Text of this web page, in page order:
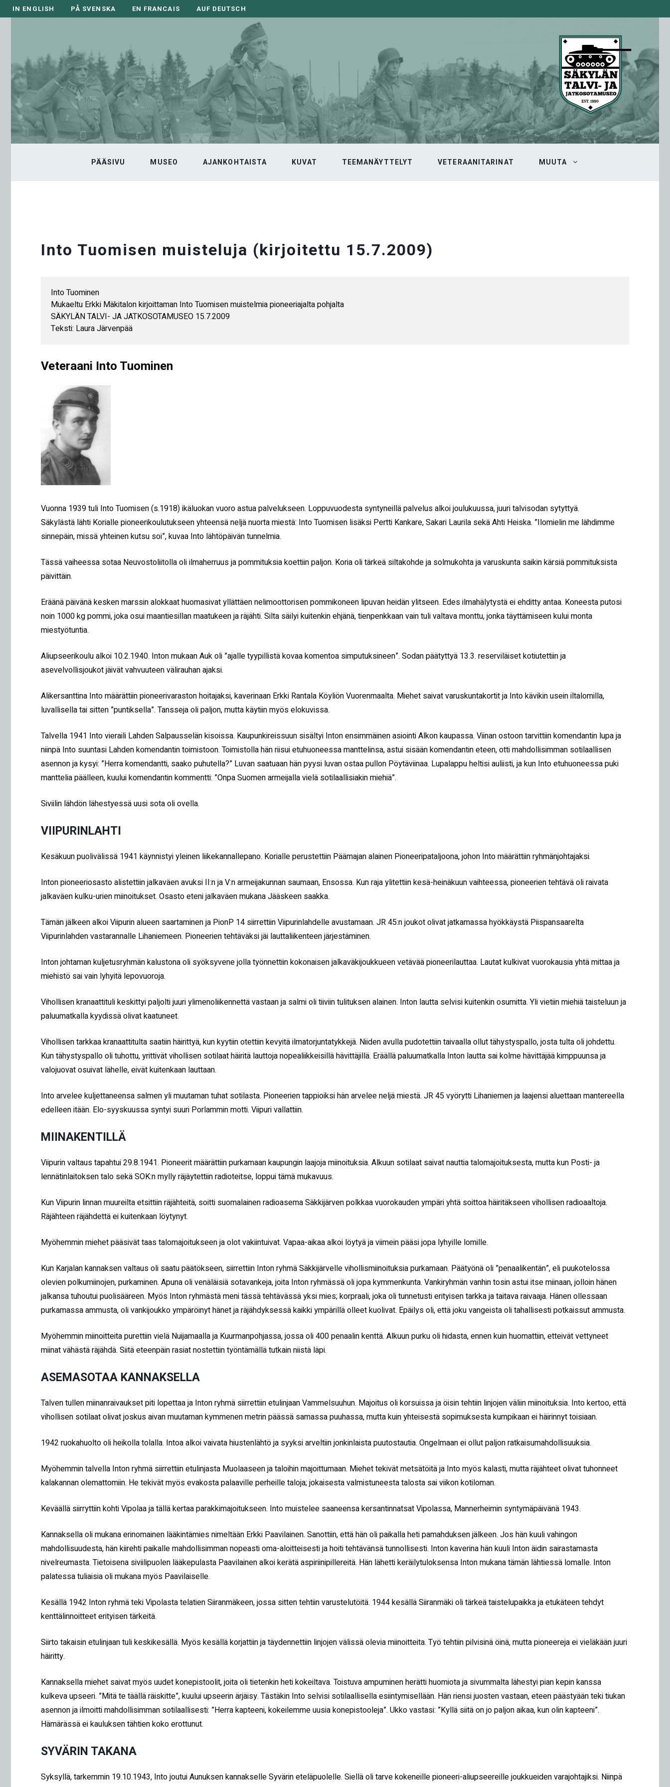
Siirry
sisältöön
IN ENGLISH PÅ SVENSKA EN FRANCAIS AUF DEUTSCH
PÄÄSIVU MUSEO AJANKOHTAISTA KUVAT TEEMANÄYTTELYT VETERAANITARINAT MUUTA
Into Tuomisen muisteluja (kirjoitettu 15.7.2009)
Into Tuominen
Mukaeltu Erkki Mäkitalon kirjoittaman Into Tuomisen muistelmia pioneeriajalta pohjalta
SÄKYLÄN TALVI- JA JATKOSOTAMUSEO 15.7.2009
Teksti: Laura Järvenpää
Veteraani Into Tuominen
Vuonna 1939 tuli Into Tuomisen (s.1918) ikäluokan vuoro astua palvelukseen. Loppuvuodesta syntyneillä palvelus alkoi joulukuussa, juuri talvisodan sytyttyä.
Säkylästä lähti Korialle pioneerikoulutukseen yhteensä neljä nuorta miestä: Into Tuomisen lisäksi Pertti Kankare, Sakari Laurila sekä Ahti Heiska. ”Ilomielin me lähdimme
sinnepäin, missä yhteinen kutsu soi”, kuvaa Into lähtöpäivän tunnelmia.
Tässä vaiheessa sotaa Neuvostoliitolla oli ilmaherruus ja pommituksia koettiin paljon. Koria oli tärkeä siltakohde ja solmukohta ja varuskunta saikin kärsiä pommituksista
päivittäin.
Eräänä päivänä kesken marssin alokkaat huomasivat yllättäen nelimoottorisen pommikoneen lipuvan heidän ylitseen. Edes ilmahälytystä ei ehditty antaa. Koneesta putosi
noin 1000 kg pommi, joka osui maantiesillan maatukeen ja räjähti. Silta säilyi kuitenkin ehjänä, tienpenkkaan vain tuli valtava monttu, jonka täyttämiseen kului monta
miestyötuntia.
Aliupseerikoulu alkoi 10.2.1940. Inton mukaan Auk oli ”ajalle tyypillistä kovaa komentoa simputuksineen”. Sodan päätyttyä 13.3. reserviläiset kotiutettiin ja
asevelvollisjoukot jäivät vahvuuteen välirauhan ajaksi.
Alikersanttina Into määrättiin pioneerivaraston hoitajaksi, kaverinaan Erkki Rantala Köyliön Vuorenmaalta. Miehet saivat varuskuntakortit ja Into kävikin usein iltalomilla,
luvallisella tai sitten ”puntiksella”. Tansseja oli paljon, mutta käytiin myös elokuvissa.
Talvella 1941 Into vieraili Lahden Salpausselän kisoissa. Kaupunkireissuun sisältyi Inton ensimmäinen asiointi Alkon kaupassa. Viinan ostoon tarvittiin komendantin lupa ja
niinpä Into suuntasi Lahden komendantin toimistoon. Toimistolla hän riisui etuhuoneessa manttelinsa, astui sisään komendantin eteen, otti mahdollisimman sotilaallisen
asennon ja kysyi: ”Herra komendantti, saako puhutella?” Luvan saatuaan hän pyysi luvan ostaa pullon Pöytäviinaa. Lupalappu heltisi auliisti, ja kun Into etuhuoneessa puki
manttelia päälleen, kuului komendantin kommentti: ”Onpa Suomen armeijalla vielä sotilaallisiakin miehiä”.
Siviilin lähdön lähestyessä uusi sota oli ovella.
VIIPURINLAHTI
Kesäkuun puolivälissä 1941 käynnistyi yleinen liikekannallepano. Korialle perustettiin Päämajan alainen Pioneeripataljoona, johon Into määrättiin ryhmänjohtajaksi.
Inton pioneeriosasto alistettiin jalkaväen avuksi II:n ja V:n armeijakunnan saumaan, Ensossa. Kun raja ylitettiin kesä-heinäkuun vaihteessa, pioneerien tehtävä oli raivata
jalkaväen kulku-urien miinoitukset. Osasto eteni jalkaväen mukana Jääskeen saakka.
Tämän jälkeen alkoi Viipurin alueen saartaminen ja PionP 14 siirrettiin Viipurinlahdelle avustamaan. JR 45:n joukot olivat jatkamassa hyökkäystä Piispansaarelta
Viipurinlahden vastarannalle Lihaniemeen. Pioneerien tehtäväksi jäi lauttaliikenteen järjestäminen.
Inton johtaman kuljetusryhmän kalustona oli syöksyvene jolla työnnettiin kokonaisen jalkaväkijoukkueen vetävää pioneerilauttaa. Lautat kulkivat vuorokausia yhtä mittaa ja
miehistö sai vain lyhyitä lepovuoroja.
Vihollisen kranaattituli keskittyi paljolti juuri ylimenoliikennettä vastaan ja salmi oli tiiviin tulituksen alainen. Inton lautta selvisi kuitenkin osumitta. Yli vietiin miehiä taisteluun ja
paluumatkalla kyydissä olivat kaatuneet.
Vihollisen tarkkaa kranaattitulta saatiin häirittyä, kun kyytiin otettiin kevyitä ilmatorjuntatykkejä. Niiden avulla pudotettiin taivaalla ollut tähystyspallo, josta tulta oli johdettu.
Kun tähystyspallo oli tuhottu, yrittivät vihollisen sotilaat häiritä lauttoja nopealiikkeisillä hävittäjillä. Eräällä paluumatkalla Inton lautta sai kolme hävittäjää kimppuunsa ja
valojuovat osuivat lähelle, eivät kuitenkaan lauttaan.
Into arvelee kuljettaneensa salmen yli muutaman tuhat sotilasta. Pioneerien tappioiksi hän arvelee neljä miestä. JR 45 vyörytti Lihaniemen ja laajensi aluettaan mantereella
edelleen itään. Elo-syyskuussa syntyi suuri Porlammin motti. Viipuri vallattiin.
MIINAKENTILLÄ
Viipurin valtaus tapahtui 29.8.1941. Pioneerit määrättiin purkamaan kaupungin laajoja miinoituksia. Alkuun sotilaat saivat nauttia talomajoituksesta, mutta kun Posti- ja
lennätinlaitoksen talo sekä SOK:n mylly räjäytettiin radioteitse, loppui tämä mukavuus.
Kun Viipurin linnan muureilta etsittiin räjähteitä, soitti suomalainen radioasema Säkkijärven polkkaa vuorokauden ympäri yhtä soittoa häiritäkseen vihollisen radioaaltoja.
Räjähteen räjähdettä ei kuitenkaan löytynyt.
Myöhemmin miehet pääsivät taas talomajoitukseen ja olot vakiintuivat. Vapaa-aikaa alkoi löytyä ja viimein pääsi jopa lyhyille lomille.
Kun Karjalan kannaksen valtaus oli saatu päätökseen, siirrettiin Inton ryhmä Säkkijärvelle vihollismiinoituksia purkamaan. Päätyönä oli ”penaalikentän”, eli puukotelossa
olevien polkumiinojen, purkaminen. Apuna oli venäläisiä sotavankeja, joita Inton ryhmässä oli jopa kymmenkunta. Vankiryhmän vanhin tosin astui itse miinaan, jolloin hänen
jalkansa tuhoutui puolisääreen. Myös Inton ryhmästä meni tässä tehtävässä yksi mies; korpraali, joka oli tunnetusti erityisen tarkka ja taitava raivaaja. Hänen ollessaan
purkamassa ammusta, oli vankijoukko ympäröinyt hänet ja räjähdyksessä kaikki ympärillä olleet kuolivat. Epäilys oli, että joku vangeista oli tahallisesti potkaissut ammusta.
Myöhemmin miinoitteita purettiin vielä Nuijamaalla ja Kuurmanpohjassa, jossa oli 400 penaalin kenttä. Alkuun purku oli hidasta, ennen kuin huomattiin, etteivät vettyneet
miinat vähästä räjähdä. Siitä eteenpäin rasiat nostettiin työntämällä tutkain niistä läpi.
ASEMASOTAA KANNAKSELLA
Talven tullen miinanraivaukset piti lopettaa ja Inton ryhmä siirrettiin etulinjaan Vammelsuuhun. Majoitus oli korsuissa ja öisin tehtiin linjojen väliin miinoituksia. Into kertoo, että
vihollisen sotilaat olivat joskus aivan muutaman kymmenen metrin päässä samassa puuhassa, mutta kuin yhteisestä sopimuksesta kumpikaan ei häirinnyt toisiaan.
1942 ruokahuolto oli heikolla tolalla. Intoa alkoi vaivata hiustenlähtö ja syyksi arveltiin jonkinlaista puutostautia. Ongelmaan ei ollut paljon ratkaisumahdollisuuksia.
Myöhemmin talvella Inton ryhmä siirrettiin etulinjasta Muolaaseen ja taloihin majoittumaan. Miehet tekivät metsätöitä ja Into myös kalasti, mutta räjähteet olivat tuhonneet
kalakannan olemattomiin. He tekivät myös evakosta palaaville perheille taloja; jokaisesta valmistuneesta talosta sai viikon kotiloman.
Keväällä siirryttiin kohti Vipolaa ja tällä kertaa parakkimajoitukseen. Into muistelee saaneensa kersantinnatsat Vipolassa, Mannerheimin syntymäpäivänä 1943.
Kannaksella oli mukana erinomainen lääkintämies nimeltään Erkki Paavilainen. Sanottiin, että hän oli paikalla heti pamahduksen jälkeen. Jos hän kuuli vahingon
mahdollisuudesta, hän kiirehti paikalle mahdollisimman nopeasti oma-aloitteisesti ja hoiti tehtävänsä tunnollisesti. Inton kaverina hän kuuli Inton äidin sairastamasta
nivelreumasta. Tietoisena siviilipuolen lääkepulasta Paavilainen alkoi kerätä aspiriinipillereitä. Hän lähetti keräilytuloksensa Inton mukana tämän lähtiessä lomalle. Inton
palatessa tuliaisia oli mukana myös Paavilaiselle.
Kesällä 1942 Inton ryhmä teki Vipolasta telatien Siiranmäkeen, jossa sitten tehtiin varustelutöitä. 1944 kesällä Siiranmäki oli tärkeä taistelupaikka ja etukäteen tehdyt
kenttälinnoitteet erityisen tärkeitä.
Siirto takaisin etulinjaan tuli keskikesällä. Myös kesällä korjattiin ja täydennettiin linjojen välissä olevia miinoitteita. Työ tehtiin pilvisinä öinä, mutta pioneereja ei vieläkään juuri
häiritty.
Kannaksella miehet saivat myös uudet konepistoolit, joita oli tietenkin heti kokeiltava. Toistuva ampuminen herätti huomiota ja sivummalta lähestyi pian kepin kanssa
kulkeva upseeri. ”Mitä te täällä räiskitte”, kuului upseerin ärjäisy. Tästäkin Into selvisi sotilaallisella esiintymisellään. Hän riensi juosten vastaan, eteen päästyään teki tiukan
asennon ja ilmoitti mahdollisimman sotilaallisesti: ”Herra kapteeni, kokeilemme uusia konepistooleja”. Ukko vastasi: ”Kyllä siitä on jo paljon aikaa, kun olin kapteeni”.
Hämärässä ei kauluksen tähtien koko erottunut.
SYVÄRIN TAKANA
Syksyllä, tarkemmin 19.10.1943, Into joutui Aunuksen kannakselle Syvärin eteläpuolelle. Siellä oli tarve kokeneille pioneeri-aliupseereille joukkueiden varajohtajiksi. Niinpä